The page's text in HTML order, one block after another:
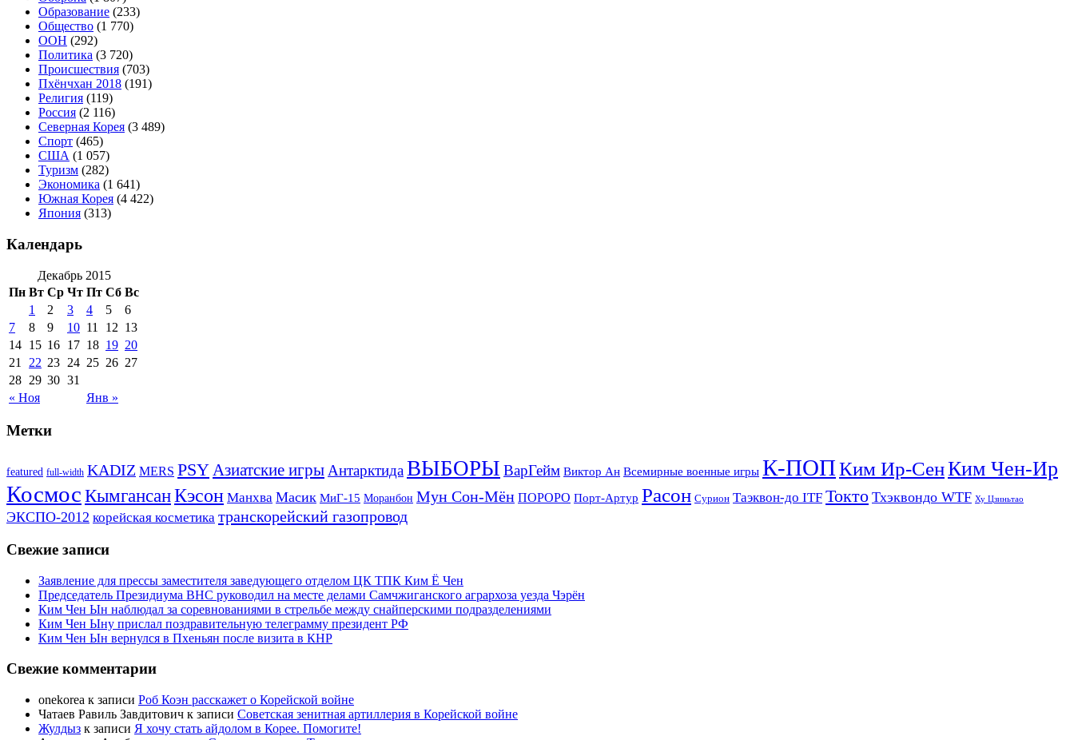
Образование (233)
Общество (1 770)
ООН (292)
Политика (3 720)
Происшествия (703)
Пхёнчхан 2018 (191)
Религия (119)
Россия (2 116)
Северная Корея (3 489)
Спорт (465)
США (1 057)
Туризм (282)
Экономика (1 641)
Южная Корея (4 422)
Япония (313)
Календарь
Декабрь 2015
Пн Вт Ср Чт Пт Сб Вс
« Ноя Янв »
1 2 3 4 5
6
7
8 9 10 11 12 13
14 15 16 17 18 19 20
21
22 23 24 25 26 27
28 29 30 31
Метки
featured full-width KADIZ MERS PSYАзиатские игры АнтарктидаВЫБОРЫ ВарГейм Виктор Ан Всемирные военные игры К-ПОПКим Ир-СенКим Чен-Ир
Космос КымгансанКэсон Манхва Масик МиГ-15 Моранбон Мун Сон-Мён ПОРОРО Порт-Артур Расон Сурион Таэквон-до ITF Токто Тхэквондо WTF Ху Цзиньтао
ЭКСПО-2012 корейская косметика транскорейский газопровод
Свежие записи
Заявление для прессы заместителя заведующего отделом ЦК ТПК Ким Ё Чен
Председатель Президиума ВНС руководил на месте делами Самчжиганского агрархоза уезда Чэрён
Ким Чен Ын наблюдал за соревнованиями в стрельбе между снайперскими подразделениями
Ким Чен Ыну прислал поздравительную телеграмму президент РФ
Ким Чен Ын вернулся в Пхеньян после визита в КНР
Свежие комментарии
onekorea к записи Роб Коэн расскажет о Корейской войне
Чатаев Равиль Завдитович к записи Советская зенитная артиллерия в Корейской войне
Жулдыз к записи Я хочу стать айдолом в Корее. Помогите!